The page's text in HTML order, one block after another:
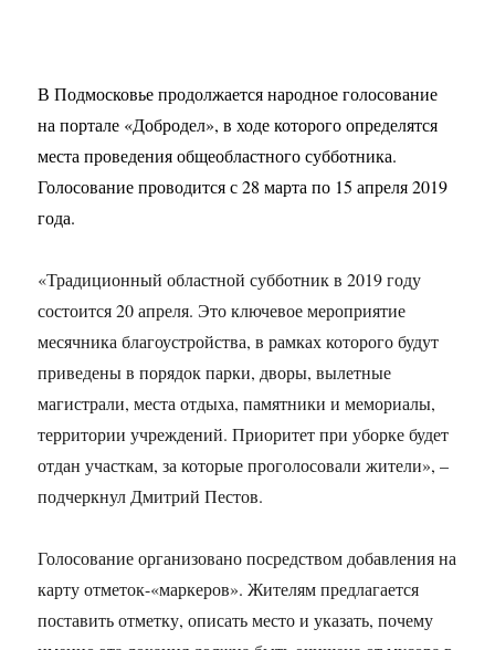
В Подмосковье продолжается народное голосование
на портале «Добродел», в ходе которого определятся
места проведения общеобластного субботника.
Голосование проводится с 28 марта по 15 апреля 2019
года.
«Традиционный областной субботник в 2019 году
состоится 20 апреля. Это ключевое мероприятие
месячника благоустройства, в рамках которого будут
приведены в порядок парки, дворы, вылетные
магистрали, места отдыха, памятники и мемориалы,
территории учреждений. Приоритет при уборке будет
отдан участкам, за которые проголосовали жители», –
подчеркнул Дмитрий Пестов.
Голосование организовано посредством добавления на
карту отметок-«маркеров». Жителям предлагается
поставить отметку, описать место и указать, почему